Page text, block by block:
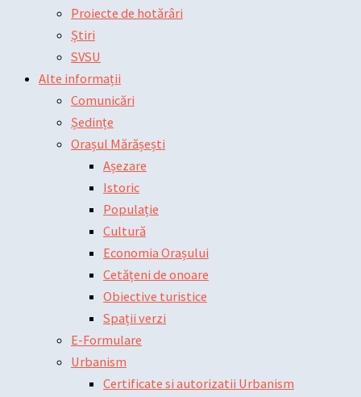
Proiecte de hotărâri
Știri
SVSU
Alte informații
Comunicări
Ședințe
Orașul Mărășești
Așezare
Istoric
Populație
Cultură
Economia Orașului
Cetățeni de onoare
Obiective turistice
Spații verzi
E-Formulare
Urbanism
Certificate si autorizatii Urbanism